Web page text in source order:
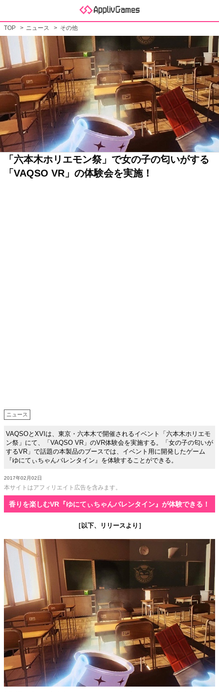
TOP ニュース その他
「六本木ホリエモン祭」で女の子の匂いがする
「VAQSO VR」の体験会を実施！
ニュース
VAQSOとXVIは、東京・六本木で開催されるイベント「六本木ホリエモ
ン祭」にて、「VAQSO VR」のVR体験会を実施する。「女の子の匂いが
するVR」で話題の本製品のブースでは、イベント用に開発したゲーム
『ゆにてぃちゃんバレンタイン』を体験することができる。
2017年02月02日
本サイトはアフィリエイト広告を含みます。
香りを楽しむVR『ゆにてぃちゃんバレンタイン』が体験できる！
［以下、リリースより］